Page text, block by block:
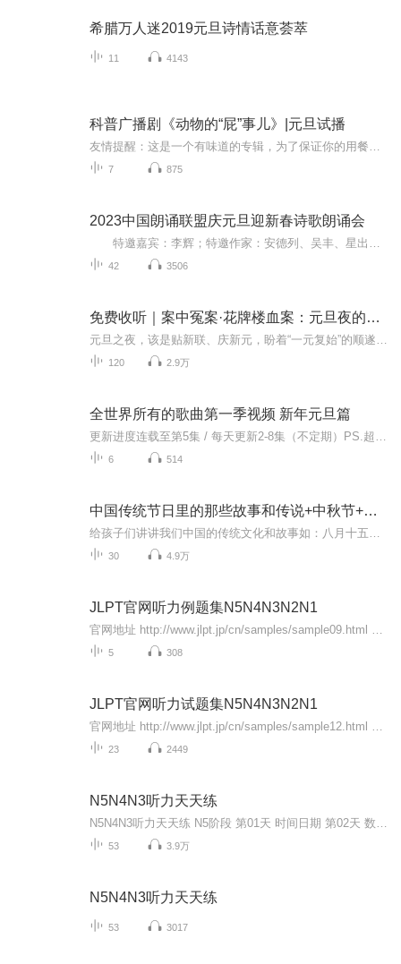
希腊万人迷2019元旦诗情话意荟萃
11 4143
科普广播剧《动物的“屁”事儿》|元旦试播
7 875
2023中国朗诵联盟庆元旦迎新春诗歌朗诵会
42 3506
免费收听｜案中冤案·花牌楼血案：元旦夜的沉冤与昭雪
120 2.9万
全世界所有的歌曲第一季视频 新年元旦篇
6 514
中国传统节日里的那些故事和传说+中秋节+元旦春节等
30 4.9万
JLPT官网听力例题集N5N4N3N2N1
5 308
JLPT官网听力试题集N5N4N3N2N1
23 2449
N5N4N3听力天天练
53 3.9万
N5N4N3听力天天练
53 3017